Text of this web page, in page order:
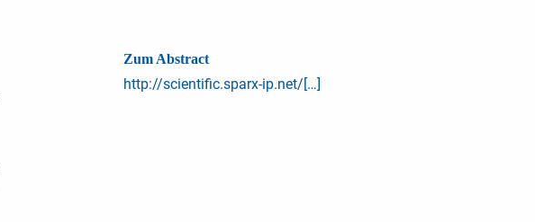
Zum Abstract
http://scientific.sparx-ip.net/[…]